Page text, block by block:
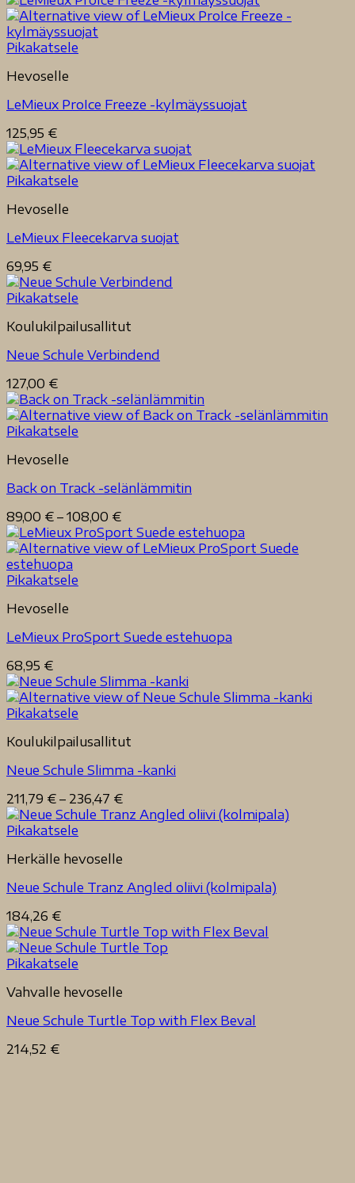
Pikakatsele
Hevoselle
LeMieux ProIce Freeze -kylmäyssuojat
125,95 €
Pikakatsele
Hevoselle
LeMieux Fleecekarva suojat
69,95 €
Pikakatsele
Koulukilpailusallitut
Neue Schule Verbindend
127,00 €
Pikakatsele
Hevoselle
Back on Track -selänlämmitin
89,00 € – 108,00 €Hintaluokka:
89,00 €
-
Pikakatsele
Hevoselle
LeMieux ProSport Suede estehuopa
68,95 €
Pikakatsele
Koulukilpailusallitut
Neue Schule Slimma -kanki
211,79 € – 236,47 €Hintaluokka:
211,79 €
Pikakatsele
Herkälle hevoselle
Neue Schule Tranz Angled oliivi (kolmipala)
184,26 €
Pikakatsele
Vahvalle hevoselle
Neue Schule Turtle Top with Flex Beval
214,52 €